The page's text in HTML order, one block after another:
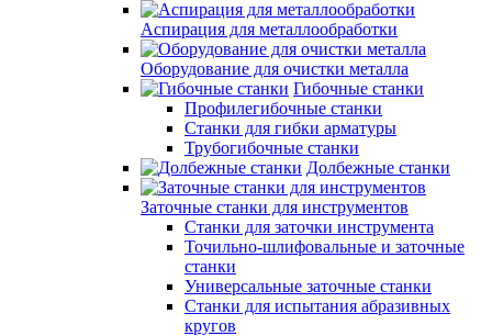
Аспирация для металлообработки
Оборудование для очистки металла
Гибочные станки
Профилегибочные станки
Станки для гибки арматуры
Трубогибочные станки
Долбежные станки
Заточные станки для инструментов
Станки для заточки инструмента
Точильно-шлифовальные и заточные
станки
Универсальные заточные станки
Станки для испытания абразивных
кругов